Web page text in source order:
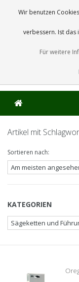
Artikel mit
Sortieren nach:
KATEGORIEN
Wir benutzen
verbessern. Ist das
Für weitere